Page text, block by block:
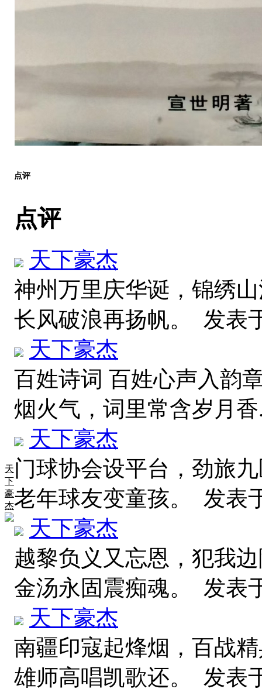
天
下
豪
杰
点评
点评
天下豪杰
神州万里庆华诞，锦绣
长风破浪再扬帆。 发表
天下豪杰
百姓诗词 百姓心声入韵
烟火气，词里常含岁月
天下豪杰
门球协会设平台，劲旅
老年球友变童孩。 发表
天下豪杰
越黎负义又忘恩，犯我
金汤永固震痴魂。 发表
天下豪杰
南疆印寇起烽烟，百战
雄师高唱凯歌还。 发表